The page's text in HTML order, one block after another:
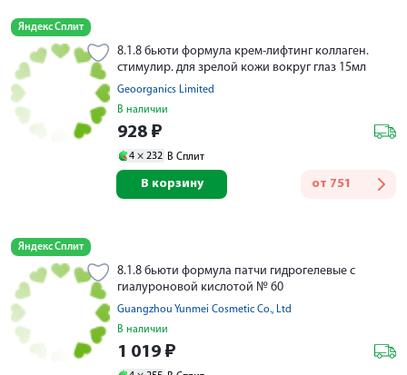
Яндекс Сплит
8.1.8 бьюти формула крем-лифтинг коллаген.
стимулир. для зрелой кожи вокруг глаз 15мл
Geoorganics Limited
В наличии
928 ₽
4 × 232 В Сплит
от 751
В корзину
Яндекс Сплит
8.1.8 бьюти формула патчи гидрогелевые с
гиалуроновой кислотой № 60
Guangzhou Yunmei Cosmetic Co., Ltd
В наличии
1 019 ₽